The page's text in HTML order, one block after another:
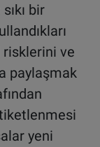
bir
ve
paylaşmak
yeni